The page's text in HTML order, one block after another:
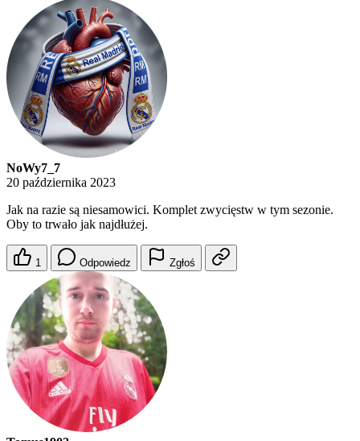
NoWy7_7
20 października 2023
Jak na razie są niesamowici. Komplet zwycięstw w tym sezonie.
Oby to trwało jak najdłużej.
1 Odpowiedz Zgłoś